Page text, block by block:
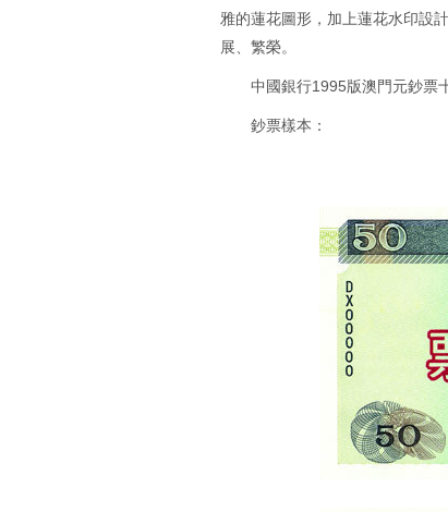
雅的蓮花圖形，加上蓮花水印設
展、繁榮。
中國銀行1995版澳門元鈔票
鈔票樣本：